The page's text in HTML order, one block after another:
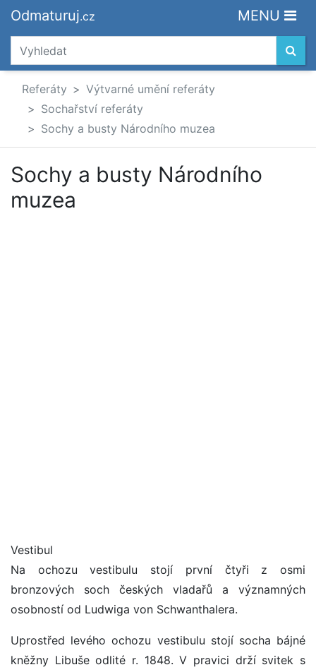
Odmaturuj.cz MENU
Referáty
Výtvarné umění referáty
Sochařství referáty
Sochy a busty Národního muzea
Sochy a busty Národního
muzea
Vestibul
Na ochozu vestibulu stojí první čtyři z osmi
bronzových soch českých vladařů a významných
osobností od Ludwiga von Schwanthalera.
Uprostřed levého ochozu vestibulu stojí socha bájné
kněžny Libuše odlité r. 1848. V pravici drží svitek s